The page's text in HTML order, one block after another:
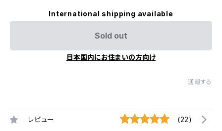
International shipping available
Sold out
日本国内にお住まいの方向け
通報する
レビュー (22)